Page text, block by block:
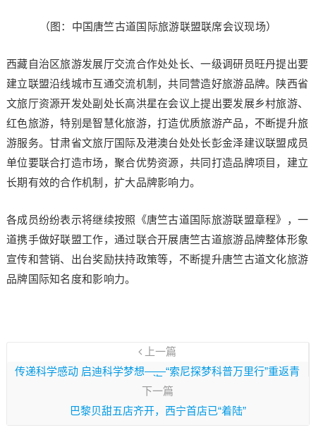
（图：中国唐竺古道国际旅游联盟联席会议现场）
西藏自治区旅游发展厅交流合作处处长、一级调研员旺丹提出要
建立联盟沿线城市互通交流机制，共同营造好旅游品牌。陕西省
文旅厅资源开发处副处长高洪星在会议上提出要发展乡村旅游、
红色旅游，特别是智慧化旅游，打造优质旅游产品，不断提升旅
游服务。甘肃省文旅厅国际及港澳台处处长彭金泽建议联盟成员
单位要联合打造市场，聚合优势资源，共同打造品牌项目，建立
长期有效的合作机制，扩大品牌影响力。
各成员纷纷表示将继续按照《唐竺古道国际旅游联盟章程》，一
道携手做好联盟工作，通过联合开展唐竺古道旅游品牌整体形象
宣传和营销、出台奖励扶持政策等，不断提升唐竺古道文化旅游
品牌国际知名度和影响力。
上一篇
传递科学感动 启迪科学梦想——“索尼探梦科普万里行”重返青
海
下一篇
巴黎贝甜五店齐开，西宁首店已“着陆”